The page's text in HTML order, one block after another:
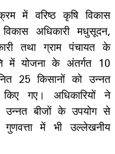
में वरिष्ठ कृषि विकास
अधिकारी मधुसूदन,
तथा ग्राम पंचायत के
में योजना के अंतर्गत 10
25 किसानों को उन्नत
गए। अधिकारियों ने
उन्नत बीजों के उपयोग से
में भी उल्लेखनीय